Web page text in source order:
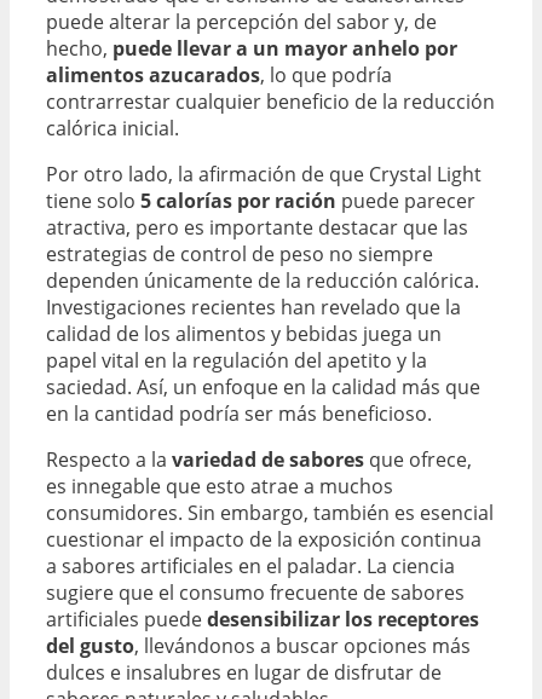
puede alterar la percepción del sabor y, de
hecho, puede llevar a un mayor anhelo por
alimentos azucarados, lo que podría
contrarrestar cualquier beneficio de la reducción
calórica inicial.
Por otro lado, la afirmación de que Crystal Light
tiene solo 5 calorías por ración puede parecer
atractiva, pero es importante destacar que las
estrategias de control de peso no siempre
dependen únicamente de la reducción calórica.
Investigaciones recientes han revelado que la
calidad de los alimentos y bebidas juega un
papel vital en la regulación del apetito y la
saciedad. Así, un enfoque en la calidad más que
en la cantidad podría ser más beneficioso.
Respecto a la variedad de sabores que ofrece,
es innegable que esto atrae a muchos
consumidores. Sin embargo, también es esencial
cuestionar el impacto de la exposición continua
a sabores artificiales en el paladar. La ciencia
sugiere que el consumo frecuente de sabores
artificiales puededesensibilizar los receptores
del gusto, llevándonos a buscar opciones más
dulces e insalubres en lugar de disfrutar de